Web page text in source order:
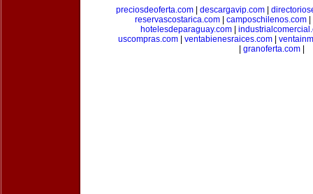
preciosdeoferta.com
descargavip.com
reservascostarica.com
camposchilenos.com
hotelesdeparaguay.com|
uscompras.com| ventabienesraices.com|
granoferta.com